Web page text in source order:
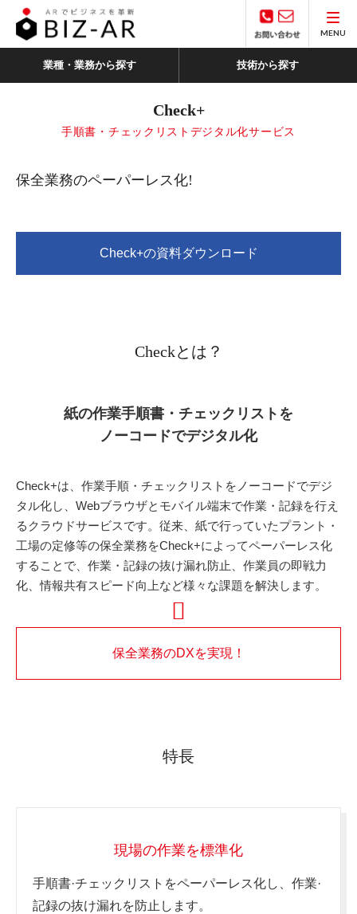
MENU
業種・業務から探す 技術から探す
Check+
手順書・チェックリストデジタル化サービス
保全業務のペーパーレス化!
Check+の資料ダウンロード
Checkとは？
紙の作業手順書・チェックリストを
ノーコードでデジタル化
Check+は、作業手順・チェックリストをノーコードでデジ
タル化し、Webブラウザとモバイル端末で作業・記録を行え
るクラウドサービスです。 従来、紙で行っていたプラント・
工場の定修等の保全業務をCheck+によってペーパーレス化
することで、 作業・記録の抜け漏れ防止、作業員の即戦力
化、情報共有スピード向上など様々な課題を解決します。
保全業務のDXを実現！
特長
現場の作業を標準化
手順書·チェックリストをペーパーレス化し、 作業·
記録の抜け漏れを防止します。